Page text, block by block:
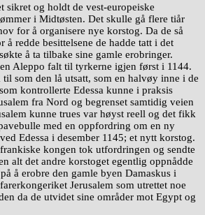
sikret og holdt de vest-europeiske
i Midtøsten. Det skulle gå flere tiår
for å organisere nye korstog. Da de så
å redde besittelsene de hadde tatt i det
å ta tilbake sine gamle erobringer.
Aleppo falt til tyrkerne igjen først i 1144.
til som den lå utsatt, som en halvøy inne i de
kontrollerte Edessa kunne i praksis
fra Nord og begrenset samtidig veien
kunne trues var høyst reell og det fikk
med en oppfordring om en ny
Edessa i desember 1145; et nytt korstog.
kongen tok utfordringen og sendte
alt det andre korstoget egentlig oppnådde
å erobre den gamle byen Damaskus i
Jerusalem som utrettet noe
da de utvidet sine områder mot Egypt og